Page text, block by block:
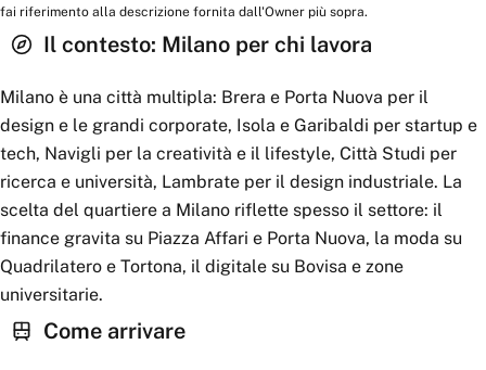
fai riferimento alla descrizione fornita dall'Owner più sopra.
Il contesto: Milano per chi lavora
Milano è una città multipla: Brera e Porta Nuova per il
design e le grandi corporate, Isola e Garibaldi per startup e
tech, Navigli per la creatività e il lifestyle, Città Studi per
ricerca e università, Lambrate per il design industriale. La
scelta del quartiere a Milano riflette spesso il settore: il
finance gravita su Piazza Affari e Porta Nuova, la moda su
Quadrilatero e Tortona, il digitale su Bovisa e zone
universitarie.
Come arrivare